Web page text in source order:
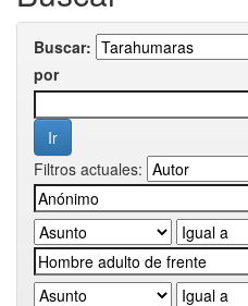
Buscar:
por
Filtros actuales: